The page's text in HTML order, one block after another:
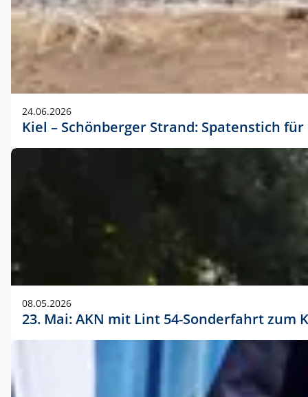
24.06.2026
Kiel – Schönberger Strand: Spatenstich
08.05.2026
23. Mai: AKN mit Lint 54-Sonderfahrt